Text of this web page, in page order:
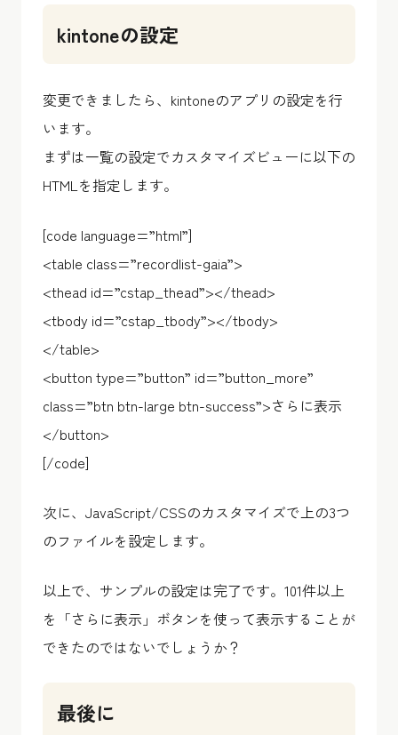
kintoneの設定
変更できましたら、kintoneのアプリの設定を行
います。
まずは一覧の設定でカスタマイズビューに以下の
HTMLを指定します。
[code language=”html”]
<table class=”recordlist-gaia”>
<thead id=”cstap_thead”></thead>
<tbody id=”cstap_tbody”></tbody>
</table>
<button type=”button” id=”button_more”
class=”btn btn-large btn-success”>さらに表示
</button>
[/code]
次に、JavaScript/CSSのカスタマイズで上の3つ
のファイルを設定します。
以上で、サンプルの設定は完了です。101件以上
を「さらに表示」ボタンを使って表示することが
できたのではないでしょうか？
最後に